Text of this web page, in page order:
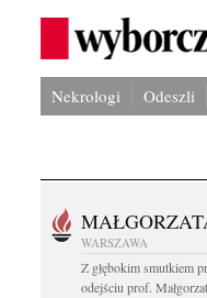
Nekrologi Odeszli
WARSZAWA
Z głębokim smutkiem
odejściu prof.